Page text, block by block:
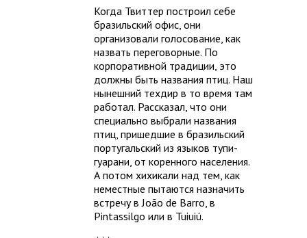
Когда Твиттер построил себе
бразильский офис, они
организовали голосование, как
назвать переговорные. По
корпоративной традиции, это
должны быть названия птиц. Наш
нынешний техдир в то время там
работал. Рассказал, что они
специально выбрали названия
птиц, пришедшие в бразильский
португальский из языков тупи-
гуарани, от коренного населения.
А потом хихикали над тем, как
неместные пытаются назначить
встречу в João de Barro, в
Pintassilgo или в Tuiuiú.